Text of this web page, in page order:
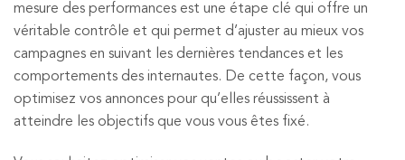
mesure des performances est une étape clé qui offre un
véritable contrôle et qui permet d’ajuster au mieux vos
campagnes en suivant les dernières tendances et les
comportements des internautes. De cette façon, vous
optimisez vos annonces pour qu’elles réussissent à
atteindre les objectifs que vous vous êtes fixé.